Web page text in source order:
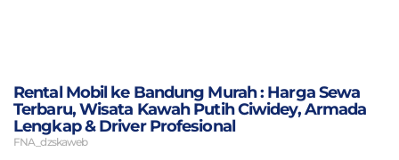
Rental Mobil ke Bandung Murah : Harga Sewa
Terbaru, Wisata Kawah Putih Ciwidey, Armada
Lengkap & Driver Profesional
FNA_dzskaweb